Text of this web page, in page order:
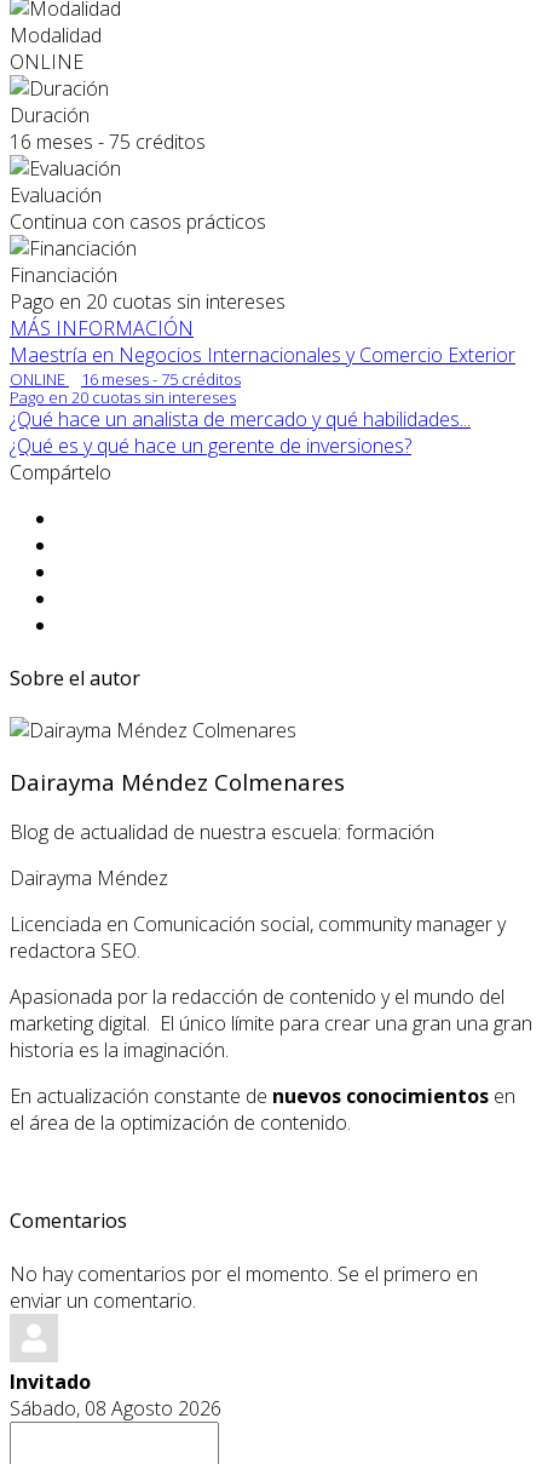
Modalidad
ONLINE
Duración
16 meses - 75 créditos
Evaluación
Continua con casos prácticos
Financiación
Pago en 20 cuotas sin intereses
MÁS INFORMACIÓN
Maestría en Negocios Internacionales y Comercio Exterior
ONLINE
16 meses - 75 créditos
Pago en 20 cuotas sin intereses
¿Qué hace un analista de mercado y qué habilidades...
¿Qué es y qué hace un gerente de inversiones?
Compártelo
Sobre el autor
Dairayma Méndez Colmenares
Blog de actualidad de nuestra escuela: formación
Dairayma Méndez
Licenciada en Comunicación social, community manager y
redactora SEO.
Apasionada por la redacción de contenido y el mundo del
marketing digital. El único límite para crear una gran una gran
historia es la imaginación.
En actualización constante de nuevos conocimientos en
el área de la optimización de contenido.
Comentarios
No hay comentarios por el momento. Se el primero en
enviar un comentario.
Invitado
Sábado, 08 Agosto 2026